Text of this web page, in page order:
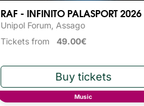
RAF - INFINITO PALASPORT 2026
Unipol Forum, Assago
Tickets from 49.00€
Music